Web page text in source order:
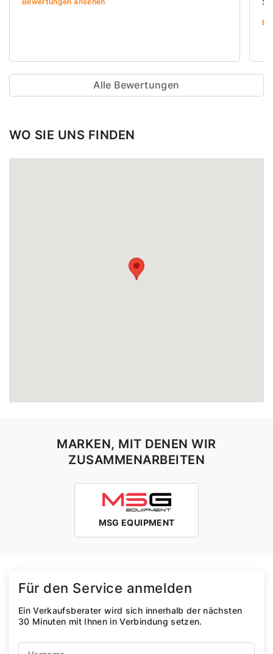
Alle Bewertungen
WO SIE UNS FINDEN
MARKEN, MIT DENEN WIR
ZUSAMMENARBEITEN
MSG EQUIPMENT
Für den Service anmelden
Ein Verkaufsberater wird sich innerhalb der nächsten
30 Minuten mit Ihnen in Verbindung setzen.